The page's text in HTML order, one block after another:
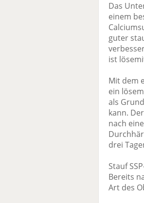
Das
einem
guter
ist
Mit dem
ein
als
kann.
nach
drei
Stauf
Bereits
Art des